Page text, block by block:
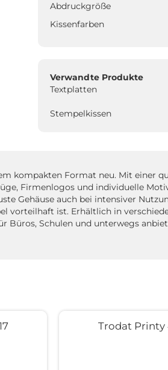
Abdruckgröße
Kissenfarben
Verwandte Produkte
Textplatten
Stempelkissen
Format neu. Mit einer
Firmenlogos und individuelle
Gehäuse auch bei intensiver
vorteilhaft ist. Erhältlich in
Schulen und unterwegs
Trodat Printy